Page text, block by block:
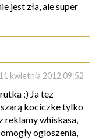
jest zła, ale super
11 kwietnia 2012 09:52
;) Ja tez
szarą kociczke tylko
reklamy whiskasa,
ogloszenia,